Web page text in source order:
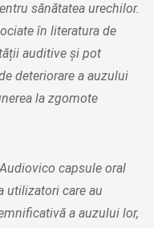
sănătatea urechilor.
în literatura de
auditive și pot
deteriorare a auzului
la zgomote
capsule oral
utilizatori care au
a auzului lor,